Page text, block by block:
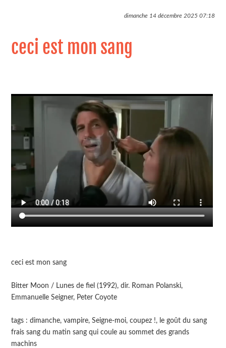
dimanche 14 décembre 2025 07:18
ceci est mon sang
ceci est mon sang
Bitter Moon / Lunes de fiel (1992), dir. Roman Polanski,
Emmanuelle Seigner, Peter Coyote
tags : dimanche, vampire, Seigne-moi, coupez !, le goût du sang
frais sang du matin sang qui coule au sommet des grands
machins